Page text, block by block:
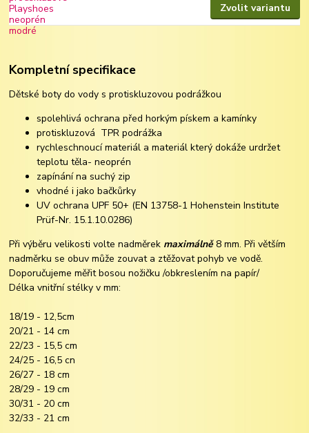
Zvolit variantu
Kompletní specifikace
Dětské boty do vody s protiskluzovou podrážkou
spolehlivá ochrana před horkým pískem a kamínky
protiskluzová TPR podrážka
rychleschnoucí materiál a materiál který dokáže urdržet
teplotu těla- neoprén
zapínání na suchý zip
vhodné i jako bačkůrky
UV ochrana UPF 50+ (EN 13758-1 Hohenstein Institute
Prüf-Nr. 15.1.10.0286)
Při výběru velikosti volte nadměrek maximálně8 mm. Při větším
nadměrku se obuv může zouvat a ztěžovat pohyb ve vodě.
Doporučujeme měřit bosou nožičku /obkreslením na papír/
Délka vnitřní stélky v mm:
18/19 - 12,5cm
20/21 - 14 cm
22/23 - 15,5 cm
24/25 - 16,5 cn
26/27 - 18 cm
28/29 - 19 cm
30/31 - 20 cm
32/33 - 21 cm